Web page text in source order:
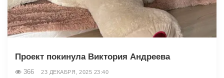
Проект покинула Виктория Андреева
366 23 ДЕКАБРЯ, 2025 23:40